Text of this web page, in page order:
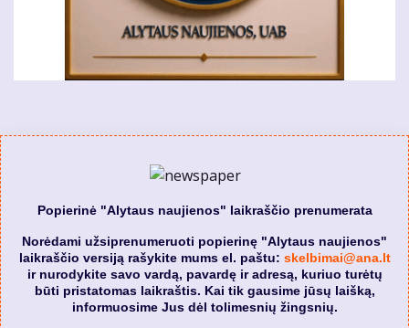
Popierinė "Alytaus naujienos" laikraščio prenumerata
Norėdami užsiprenumeruoti popierinę "Alytaus naujienos"
laikraščio versiją rašykite mums el. paštu: skelbimai@ana.lt
ir nurodykite savo vardą, pavardę ir adresą, kuriuo turėtų
būti pristatomas laikraštis. Kai tik gausime jūsų laišką,
informuosime Jus dėl tolimesnių žingsnių.